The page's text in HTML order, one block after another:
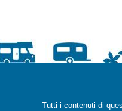
Tutti i contenuti di